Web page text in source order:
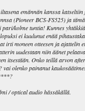
emännän kanssa
(Pioneer BCS-FS525) ja
pari/kolme tuntia! Kunnes
ei kuulunut enää
irti moneen otteesen ja ajattelin
uudestaan niin äänet
itsestään. Onko teillä arvon
vai olenko painanut
/ optical audio hässäkällä.